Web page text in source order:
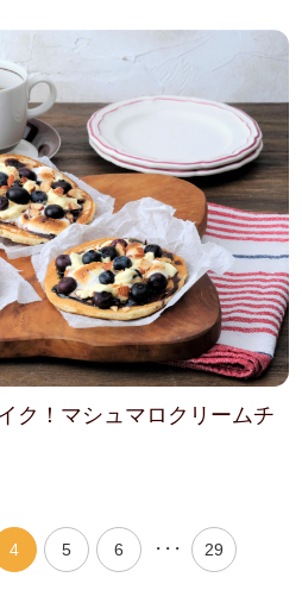
ク！マシュマロクリームチ
4 5 6 ・・・ 29